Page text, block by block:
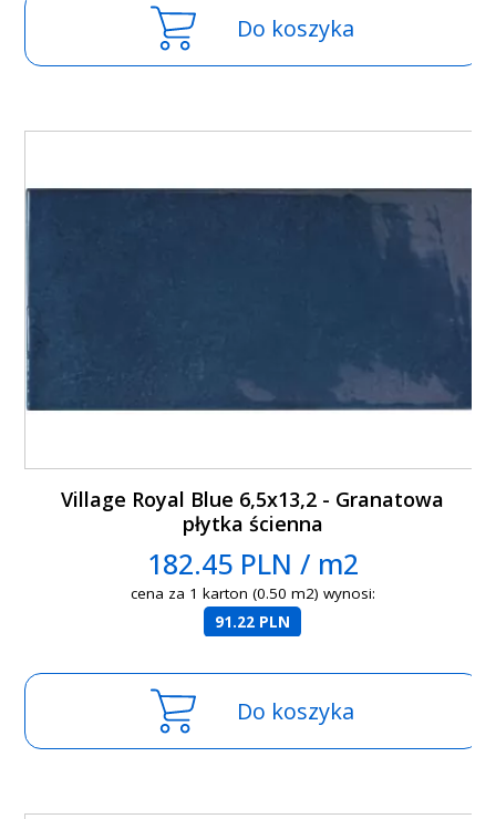
Do koszyka
Village Royal Blue 6,5x13,2 - Granatowa
płytka ścienna
182.45 PLN / m2
cena za 1 karton (0.50 m2) wynosi:
91.22 PLN
Do koszyka